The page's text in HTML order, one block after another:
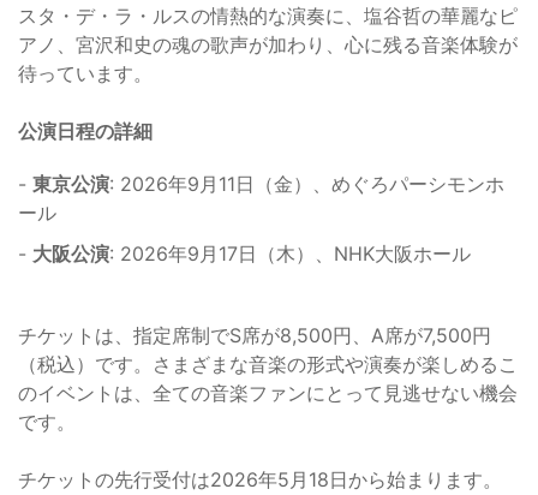
スタ・デ・ラ・ルスの情熱的な演奏に、塩谷哲の華麗なピ
アノ、宮沢和史の魂の歌声が加わり、心に残る音楽体験が
待っています。
公演日程の詳細
- 東京公演: 2026年9月11日（金）、めぐろパーシモンホ
ール
- 大阪公演: 2026年9月17日（木）、NHK大阪ホール
チケットは、指定席制でS席が8,500円、A席が7,500円
（税込）です。さまざまな音楽の形式や演奏が楽しめるこ
のイベントは、全ての音楽ファンにとって見逃せない機会
です。
チケットの先行受付は2026年5月18日から始まります。